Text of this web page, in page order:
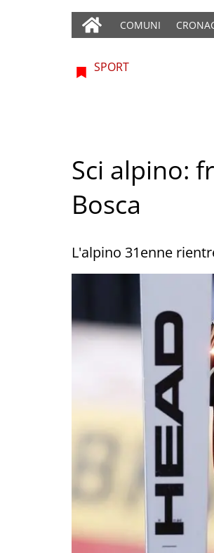
COMUNI
SPORT
Sci alpino:
Bosca
L'alpino 31enne